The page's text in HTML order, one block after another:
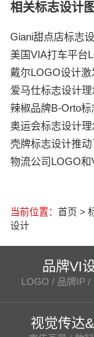
相关标志设计
Giani甜点店标志
美国VIA打车平台
戴尔LOGO设计
爱马仕标志设计
辣椒品牌B-Orto标
奥运会标志设计理
壳牌标志设计推
物流公司LOGO
当前位置： 首页 >
设计
品牌VI
LOGO / 品牌IP /
视觉传达